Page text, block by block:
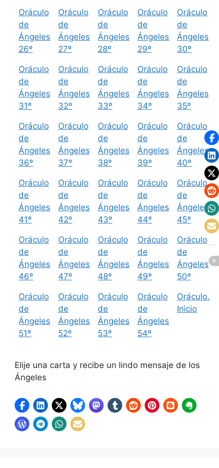
Oráculo
de
Ángeles
26º
Oráculo
de
Ángeles
27º
Oráculo
de
Ángeles
28º
Oráculo
de
Ángeles
29º
Oráculo
de
Ángeles
30º
Oráculo
de
Ángeles
31º
Oráculo
de
Ángeles
32º
Oráculo
de
Ángeles
33º
Oráculo
de
Ángeles
34º
Oráculo
de
Ángeles
35º
Oráculo
de
Ángeles
36º
Oráculo
de
Ángeles
37º
Oráculo
de
Ángeles
38º
Oráculo
de
Ángeles
39º
Oráculo
de
Ángeles
40º
Oráculo
de
Ángeles
41º
Oráculo
de
Ángeles
42º
Oráculo
de
Ángeles
43º
Oráculo
de
Ángeles
44º
Oráculo
de
Ángeles
45º
Oráculo
de
Ángeles
46º
Oráculo
de
Ángeles
47º
Oráculo
de
Ángeles
48º
Oráculo
de
Ángeles
49º
Oráculo
de
Ángeles
50º
Oráculo
de
Ángeles
51º
Oráculo
de
Ángeles
52º
Oráculo
de
Ángeles
53º
Oráculo
de
Ángeles
54º
Oráculo.
Inicio
Elije una carta y recibe un lindo mensaje de los
Ángeles